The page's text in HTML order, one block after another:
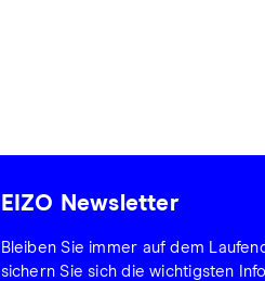
EIZO Newsletter
Bleiben Sie immer auf dem
sichern Sie sich die wichtigsten